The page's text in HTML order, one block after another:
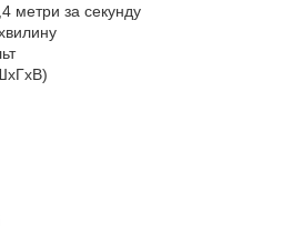
метри за секунду